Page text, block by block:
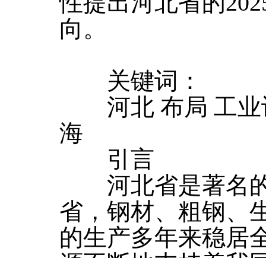
向。
关键词：
河北 布局 工业
海
引言
河北省是著名的
省，钢材、粗钢、
的生产多年来稳居